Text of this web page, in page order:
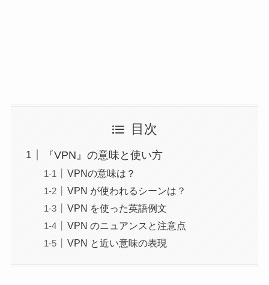
目次
『VPN』の意味と使い方
VPNの意味は？
VPN が使われるシーンは？
VPN を使った英語例文
VPN のニュアンスと注意点
VPN と近い意味の表現